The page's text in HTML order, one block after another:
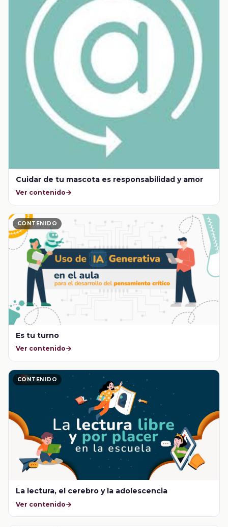
Cuidar de tu mascota es responsabilidad y amor
Ver contenido
CONTENIDO
Es tu turno
Ver contenido
CONTENIDO
La lectura, el cerebro y la adolescencia
Ver contenido